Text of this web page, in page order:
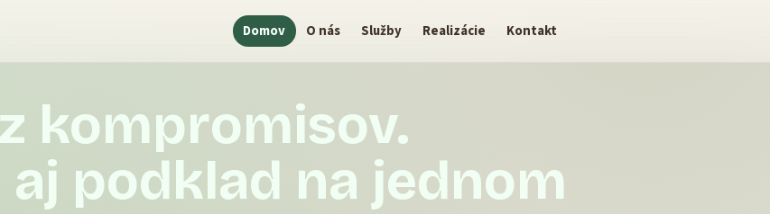
Domov O nás Služby Realizácie Kontakt
kompromisov.
podklad na jednom